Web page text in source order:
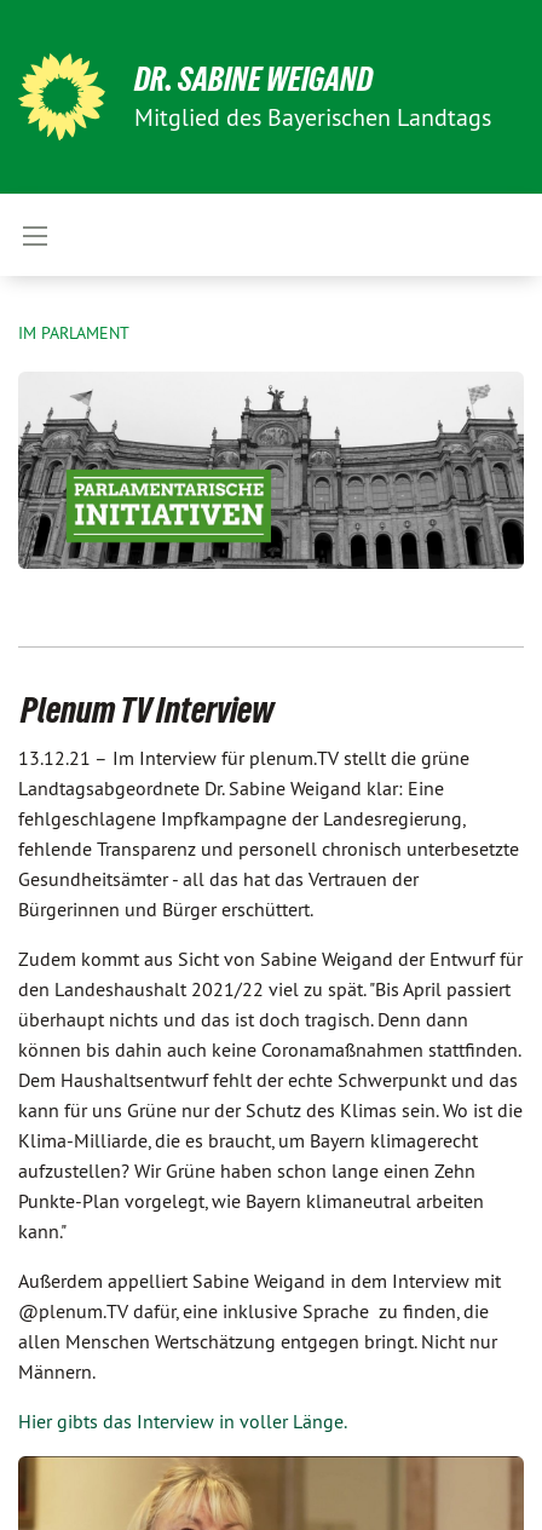
DR. SABINE WEIGAND
Mitglied des Bayerischen Landtags
IM PARLAMENT
Plenum TV Interview
13.12.21 – Im Interview für plenum.TV stellt die grüne
Landtagsabgeordnete Dr. Sabine Weigand klar: Eine
fehlgeschlagene Impfkampagne der Landesregierung,
fehlende Transparenz und personell chronisch unterbesetzte
Gesundheitsämter - all das hat das Vertrauen der
Bürgerinnen und Bürger erschüttert.
Zudem kommt aus Sicht von Sabine Weigand der Entwurf für
den Landeshaushalt 2021/22 viel zu spät. "Bis April passiert
überhaupt nichts und das ist doch tragisch. Denn dann
können bis dahin auch keine Coronamaßnahmen stattfinden.
Dem Haushaltsentwurf fehlt der echte Schwerpunkt und das
kann für uns Grüne nur der Schutz des Klimas sein. Wo ist die
Klima-Milliarde, die es braucht, um Bayern klimagerecht
aufzustellen? Wir Grüne haben schon lange einen Zehn
Punkte-Plan vorgelegt, wie Bayern klimaneutral arbeiten
kann."
Außerdem appelliert Sabine Weigand in dem Interview mit
@plenum.TV dafür, eine inklusive Sprache zu finden, die
allen Menschen Wertschätzung entgegen bringt. Nicht nur
Männern.
Hier gibts das Interview in voller Länge.